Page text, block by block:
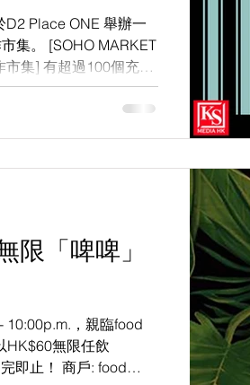
D2 Place ONE 舉辦一
集。 [SOHO MARKET
市集] 有超過100個充滿
包括咖啡、花茶、糕
限「啤啤」
10:00p.m.，親臨food
HK$60無限任飲
即止！ 商戶: food